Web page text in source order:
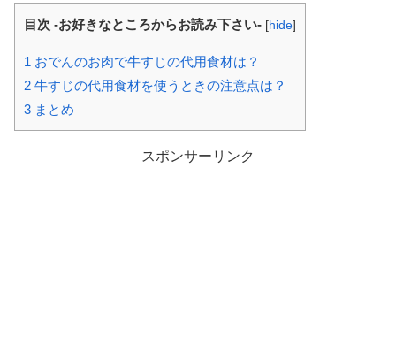
目次 -お好きなところからお読み下さい- [hide]
1 おでんのお肉で牛すじの代用食材は？
2 牛すじの代用食材を使うときの注意点は？
3 まとめ
スポンサーリンク